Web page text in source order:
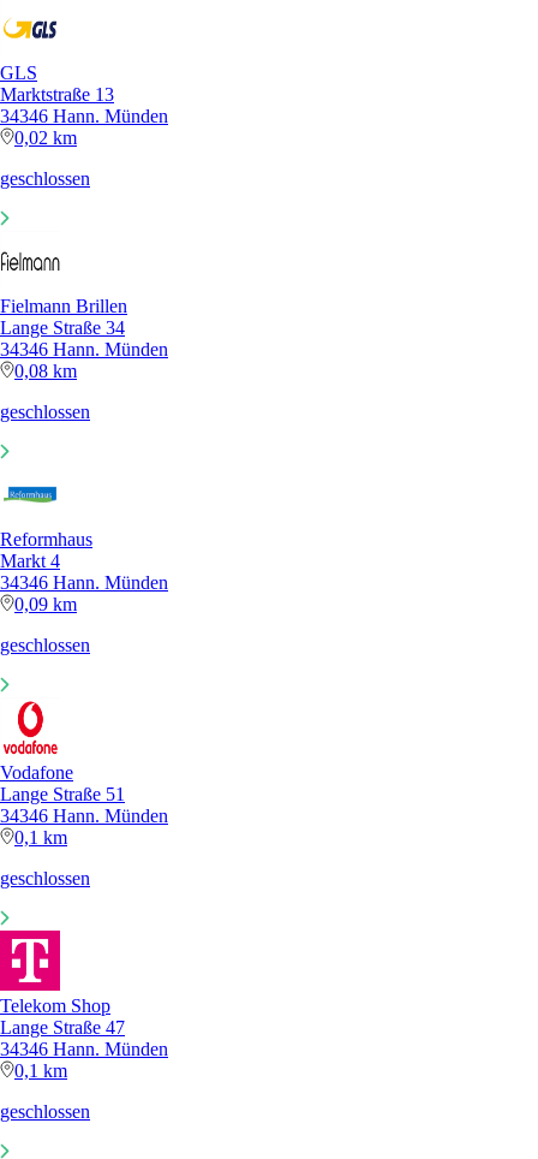
GLS
Marktstraße 13
34346 Hann. Münden
0,02 km
geschlossen
Fielmann Brillen
Lange Straße 34
34346 Hann. Münden
0,08 km
geschlossen
Reformhaus
Markt 4
34346 Hann. Münden
0,09 km
geschlossen
Vodafone
Lange Straße 51
34346 Hann. Münden
0,1 km
geschlossen
Telekom Shop
Lange Straße 47
34346 Hann. Münden
0,1 km
geschlossen